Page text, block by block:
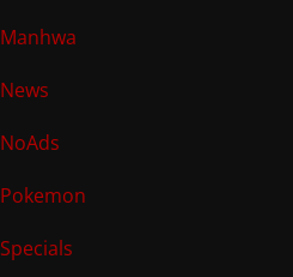
Manhwa
News
NoAds
Pokemon
Specials